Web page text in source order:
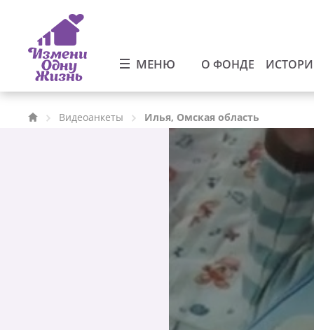
МЕНЮ О ФОНДЕ
Видеоанкеты Илья, Омская область